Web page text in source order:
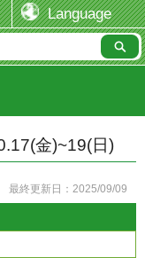
Language
金)~19(日)
最終更新日：2025/09/09